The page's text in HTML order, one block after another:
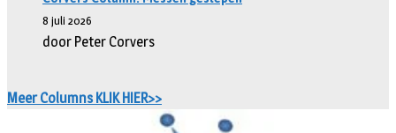
8 juli 2026
door Peter Corvers
Meer Columns KLIK HIER>>